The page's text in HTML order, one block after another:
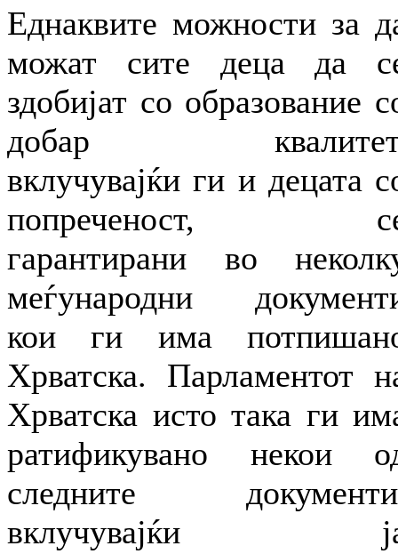
Еднаквите можности за
можат сите деца да
здобијат со образование
добар
вклучувајќи ги и децата
попреченост,
гарантирани во
меѓународни
кои ги има
Хрватска. Парламентот
Хрватска исто така ги
ратификувано некои
следните
вклучувајќи